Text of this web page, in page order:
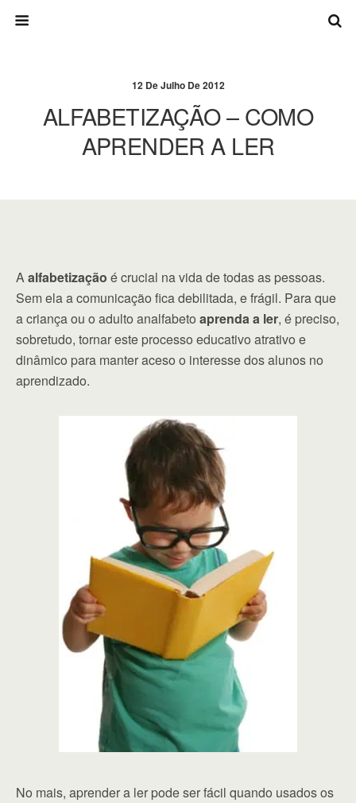
12 De Julho De 2012
ALFABETIZAÇÃO – COMO
APRENDER A LER
Aalfabetização é crucial na vida de todas as pessoas.
Sem ela a comunicação fica debilitada, e frágil. Para que
a criança ou o adulto analfabeto aprenda a ler, é preciso,
sobretudo, tornar este processo educativo atrativo e
dinâmico para manter aceso o interesse dos alunos no
aprendizado.
No mais, aprender a ler pode ser fácil quando usados os